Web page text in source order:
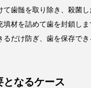
て歯髄を取り除き、殺菌
填材を詰めて歯を封鎖しま
るだけ防ぎ、歯を保存でき
なるケース